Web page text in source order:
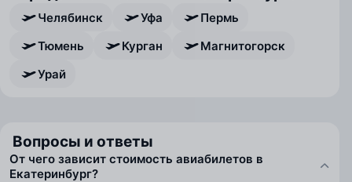
Челябинск Уфа
Пермь
Тюмень
Курган
Магнитогорск
Урай
Вопросы и ответы
От чего зависит стоимость авиабилетов в
Екатеринбург?